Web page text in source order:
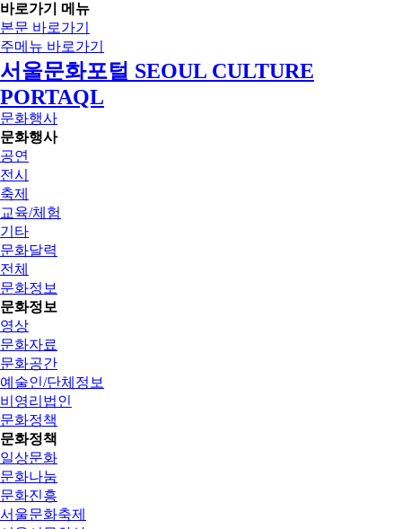
바로가기 메뉴
본문 바로가기
주메뉴 바로가기
서울문화포털 SEOUL CULTURE
PORTAQL
문화행사
문화행사
공연
전시
축제
교육/체험
기타
문화달력
전체
문화정보
문화정보
영상
문화자료
문화공간
예술인/단체정보
비영리법인
문화정책
문화정책
일상문화
문화나눔
문화진흥
서울문화축제